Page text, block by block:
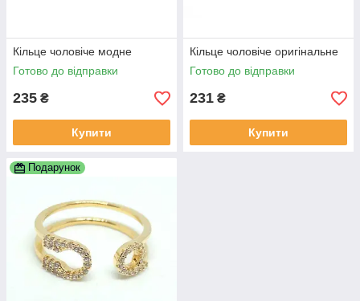
Кільце чоловіче модне
Готово до відправки
235 ₴
Купити
Кільце чоловіче оригінальне
Готово до відправки
231 ₴
Купити
Подарунок